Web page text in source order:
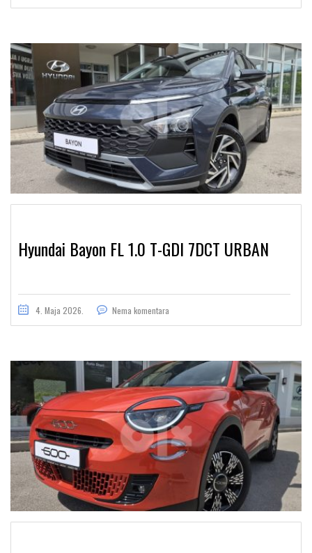
Hyundai Bayon FL 1.0 T-GDI 7DCT URBAN
4. Maja 2026. Nema komentara